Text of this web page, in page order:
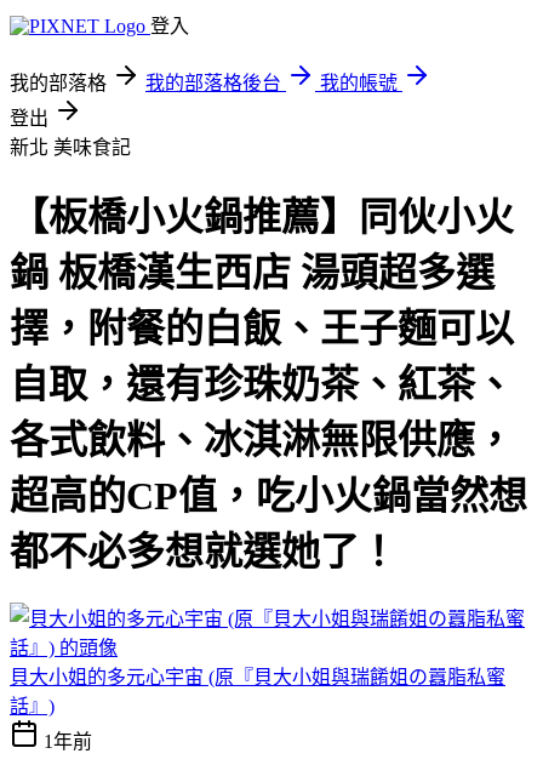
登入
我的部落格 我的部落格後台
我的帳號
登出
新北 美味食記
【板橋小火鍋推薦】同伙小火
鍋 板橋漢生西店 湯頭超多選
擇，附餐的白飯、王子麵可以
自取，還有珍珠奶茶、紅茶、
各式飲料、冰淇淋無限供應，
超高的CP值，吃小火鍋當然想
都不必多想就選她了！
貝大小姐的多元心宇宙 (原『貝大小姐與瑞餚姐の囂脂私蜜
話』)
1年前